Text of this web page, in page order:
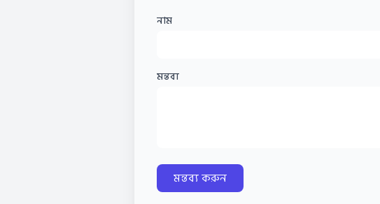
নাম
মন্তব্য
মন্তব্য করুন